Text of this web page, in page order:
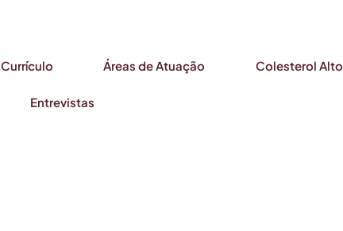
Currículo Áreas de Atuação Colesterol Alto
Entrevistas